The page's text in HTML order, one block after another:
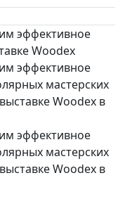
эффективное
Woodex
эффективное
мастерских
Woodex в
эффективное
мастерских
Woodex в